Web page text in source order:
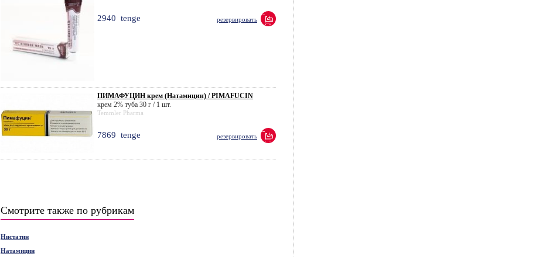
2940 tenge резервировать
ПИМАФУЦИН крем (Натамицин) / PIMAFUCIN
крем 2% туба 30 г / 1 шт.
Temmler Pharma
7869 tenge резервировать
Смотрите также по рубрикам
Нистатин
Натамицин